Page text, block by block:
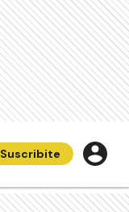
Suscribite